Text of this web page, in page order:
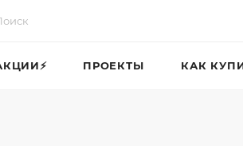
ПРОЕКТЫ КАК